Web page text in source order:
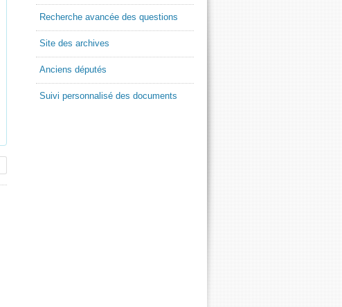
Recherche avancée des questions
Site des archives
Anciens députés
Suivi personnalisé des documents